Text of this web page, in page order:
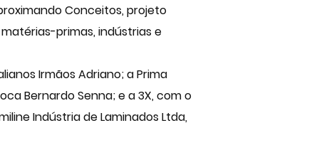
Conceitos, projeto
primas, indústrias e
Irmãos Adriano; a Prima
Bernardo Senna; e a 3X, com o
Indústria de Laminados Ltda,